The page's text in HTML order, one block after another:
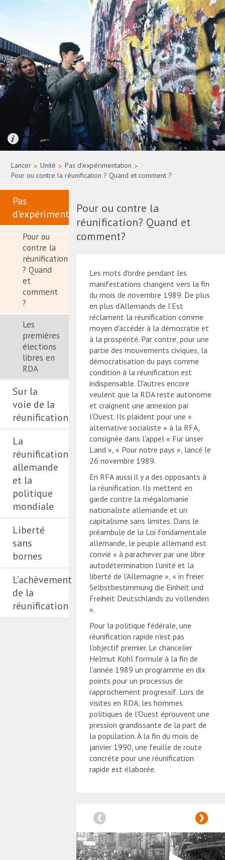
Lancer > Unité > Pas d'expérimentation >
Pour ou contre la réunification ? Quand et comment ?
Pas
d'expérimentation
Pour ou
contre la
réunification
? Quand
et
comment
?
Les
premières
élections
libres en
RDA
Sur la
voie de la
réunification
La
réunification
allemande
et la
politique
mondiale
Liberté
sans
bornes
L’achèvement
de la
réunification
Pour ou contre la
réunification? Quand et
comment?
Les mots d'ordre pendant les
manifestations changent vers la fin
du mois de novembre 1989. De plus
en plus d’Allemands de l’Est
réclament la réunification comme
moyen d'accéder à la démocratie et
à la prospérité. Par contre, pour une
partie des mouvements civiques, la
démocratisation du pays comme
condition à la réunification est
indispensable. D'autres encore
veulent que la RDA reste autonome
et craignent une annexion par
l’Ouest. Ils plaident pour une «
alternative socialiste » à la RFA,
consignée dans l'appel « Für unser
Land », « Pour notre pays », lancé le
26 novembre 1989.
En RFA aussi il y a des opposants à
la réunification. Ils mettent en
garde contre la mégalomanie
nationaliste allemande et un
capitalisme sans limites. Dans le
préambule de la Loi fondamentale
allemande, le peuple allemand est
convié « à parachever par une libre
autodétermination l'unité et la
liberté de l'Allemagne », « in freier
Selbstbestimmung die Einheit und
Freiheit Deutschlands zu vollenden
».
Pour la politique fédérale, une
réunification rapide n'est pas
l'objectif premier. Le chancelier
Helmut Kohl formule à la fin de
l'année 1989 un programme en dix
points pour un processus de
rapprochement progressif. Lors de
visites en RDA, les hommes
politiques de l'Ouest éprouvent une
pression grandissante de la part de
la population. À la fin du mois de
janvier 1990, une feuille de route
concrète pour une réunification
rapide est élaborée.